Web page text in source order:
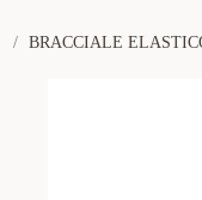
BRACCIALE